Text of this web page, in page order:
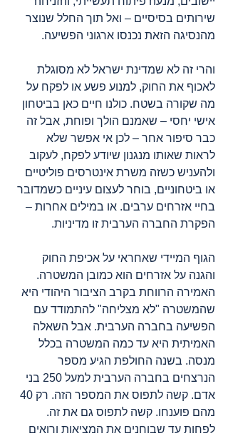
שירותים בסיסיים – ואל תוך החלל שנוצר
מהנסיגה הזאת נכנסו ארגוני הפשיעה.
והרי זה לא שמדינת ישראל לא מסוגלת
לאכוף את החוק, למנוע פשע או לפקח על
מה שקורה בשטח. כולנו חיים כאן בביטחון
אישי יחסי – שאמנם הולך ופוחת, אבל זה
כבר סיפור אחר – לכן אי אפשר שלא
לראות שאותו מנגנון שיודע לפקח, לעקוב
ולהעניש כשזה משרת אינטרסים פוליטיים
או ביטחוניים, בוחר לעצום עיניים כשמדובר
בחיי אזרחים ערבים. או במילים אחרות –
הפקרת החברה הערבית זו מדיניות.
הגוף המיידי שאחראי על אכיפת החוק
והגנה על אזרחים הוא כמובן המשטרה.
האמירה הרווחת בקרב הציבור היהודי היא
שהמשטרה "לא מצליחה" להתמודד עם
הפשיעה בחברה הערבית. אבל השאלה
האמיתית היא עד כמה המשטרה בכלל
מנסה. בשנה החולפת הגיע מספר
הנרצחים בחברה הערבית למעל 250 בני
מהם פוענחו. קשה לתפוס גם את זה.
לפחות עד שבוחנים את המציאות ורואים